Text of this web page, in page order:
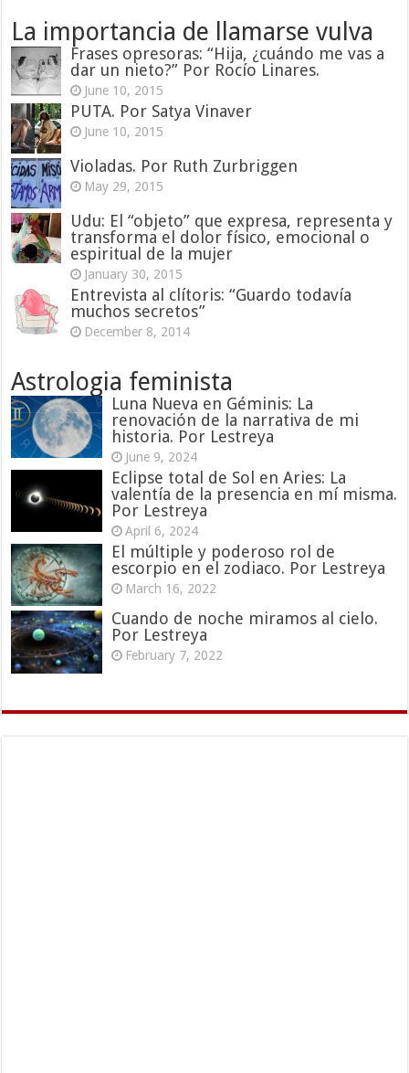
La importancia de llamarse vulva
Frases opresoras: “Hija, ¿cuándo me vas a
dar un nieto?” Por Rocío Linares.
June 10, 2015
PUTA. Por Satya Vinaver
June 10, 2015
Violadas. Por Ruth Zurbriggen
May 29, 2015
Udu: El “objeto” que expresa, representa y
transforma el dolor físico, emocional o
espiritual de la mujer
January 30, 2015
Entrevista al clítoris: “Guardo todavía
muchos secretos”
December 8, 2014
Astrologia feminista
Luna Nueva en Géminis: La
renovación de la narrativa de mi
historia. Por Lestreya
June 9, 2024
Eclipse total de Sol en Aries: La
valentía de la presencia en mí misma.
Por Lestreya
April 6, 2024
El múltiple y poderoso rol de
escorpio en el zodiaco. Por Lestreya
March 16, 2022
Cuando de noche miramos al cielo.
Por Lestreya
February 7, 2022